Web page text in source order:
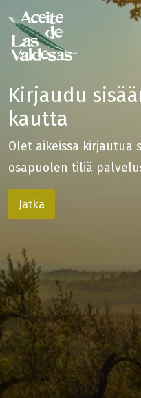
Kirjaudu
kautta
Olet aikeissa kirjautua
osapuolen tiliä
Jatka